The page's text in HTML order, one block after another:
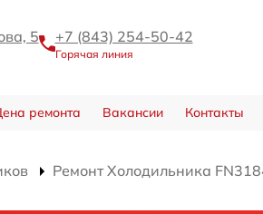
5 +7 (843) 254-50-42
Горячая линия
ремонта Вакансии Контакты
Ремонт Холодильника